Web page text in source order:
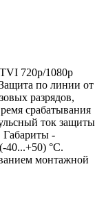
720p/1080p
по линии от
разрядов,
срабатывания
ток защиты
-
40...+50) °С.
монтажной